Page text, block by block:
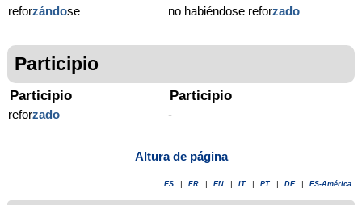
reforzándose no habiéndose reforzado
Participio
Participio
reforzado
Participio
-
Altura de página
ES FR EN IT PT DE ES-América